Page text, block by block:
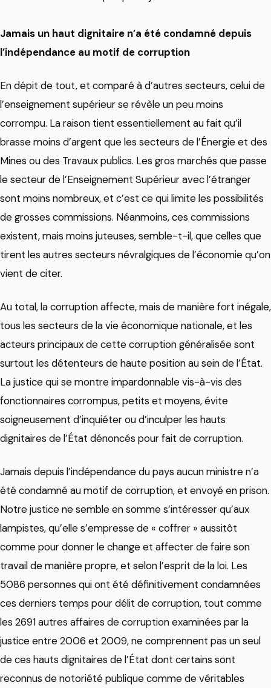
Jamais un haut dignitaire n’a été condamné depuis
l’indépendance au motif de corruption
En dépit de tout, et comparé à d’autres secteurs, celui de
l’enseignement supérieur se révèle un peu moins
corrompu. La raison tient essentiellement au fait qu’il
brasse moins d’argent que les secteurs de l’Énergie et des
Mines ou des Travaux publics. Les gros marchés que passe
le secteur de l’Enseignement Supérieur avec l’étranger
sont moins nombreux, et c’est ce qui limite les possibilités
de grosses commissions. Néanmoins, ces commissions
existent, mais moins juteuses, semble-t-il, que celles que
tirent les autres secteurs névralgiques de l’économie qu’on
vient de citer.
Au total, la corruption affecte, mais de manière fort inégale,
tous les secteurs de la vie économique nationale, et les
acteurs principaux de cette corruption généralisée sont
surtout les détenteurs de haute position au sein de l’État.
La justice qui se montre impardonnable vis-à-vis des
fonctionnaires corrompus, petits et moyens, évite
soigneusement d’inquiéter ou d’inculper les hauts
dignitaires de l’État dénoncés pour fait de corruption.
Jamais depuis l’indépendance du pays aucun ministre n’a
été condamné au motif de corruption, et envoyé en prison.
Notre justice ne semble en somme s’intéresser qu’aux
lampistes, qu’elle s’empresse de « coffrer » aussitôt
comme pour donner le change et affecter de faire son
travail de manière propre, et selon l’esprit de la loi. Les
5086 personnes qui ont été définitivement condamnées
ces derniers temps pour délit de corruption, tout comme
les 2691 autres affaires de corruption examinées par la
justice entre 2006 et 2009, ne comprennent pas un seul
de ces hauts dignitaires de l’État dont certains sont
reconnus de notoriété publique comme de véritables